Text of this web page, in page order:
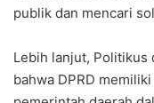
publik dan mencari
Lebih lanjut, Politikus
bahwa DPRD